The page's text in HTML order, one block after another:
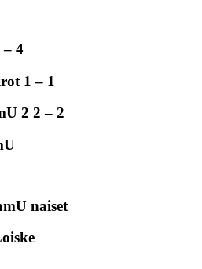
– 4
1 – 1
2 2 – 2
naiset